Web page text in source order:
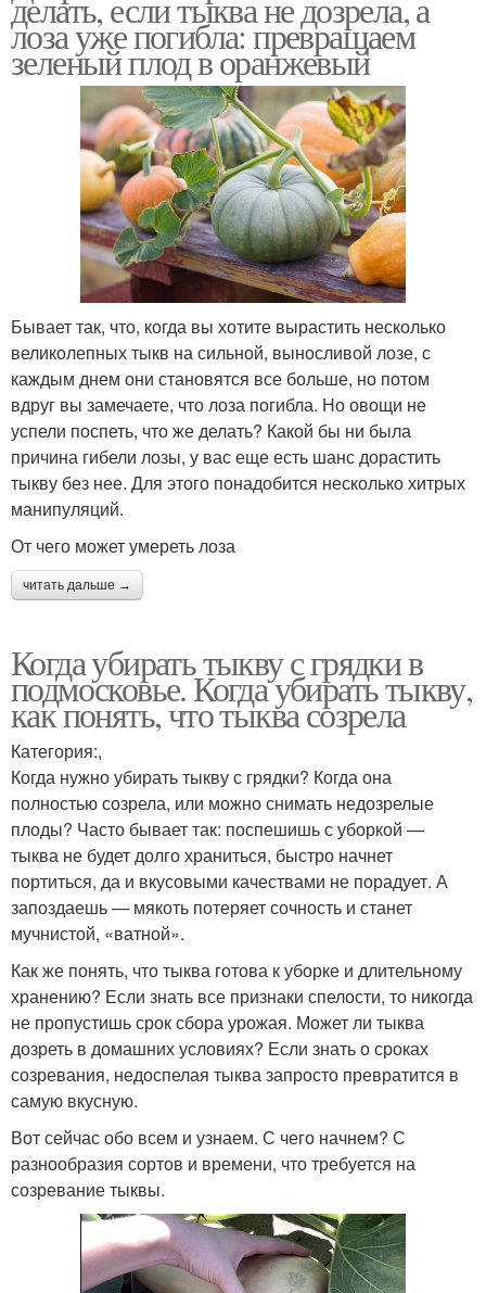
лоза уже погибла: превращаем
зеленый плод в оранжевый
Бывает так, что, когда вы хотите вырастить несколько
великолепных тыкв на сильной, выносливой лозе, с
каждым днем они становятся все больше, но потом
вдруг вы замечаете, что лоза погибла. Но овощи не
успели поспеть, что же делать? Какой бы ни была
причина гибели лозы, у вас еще есть шанс дорастить
тыкву без нее. Для этого понадобится несколько хитрых
манипуляций.
От чего может умереть лоза
читать дальше →
Когда убирать тыкву с грядки в
подмосковье. Когда убирать тыкву,
как понять, что тыква созрела
Категория:,
Когда нужно убирать тыкву с грядки? Когда она
полностью созрела, или можно снимать недозрелые
плоды? Часто бывает так: поспешишь с уборкой —
тыква не будет долго храниться, быстро начнет
портиться, да и вкусовыми качествами не порадует. А
запоздаешь — мякоть потеряет сочность и станет
мучнистой, «ватной».
Как же понять, что тыква готова к уборке и длительному
хранению? Если знать все признаки спелости, то никогда
не пропустишь срок сбора урожая. Может ли тыква
дозреть в домашних условиях? Если знать о сроках
созревания, недоспелая тыква запросто превратится в
самую вкусную.
Вот сейчас обо всем и узнаем. С чего начнем? С
разнообразия сортов и времени, что требуется на
созревание тыквы.